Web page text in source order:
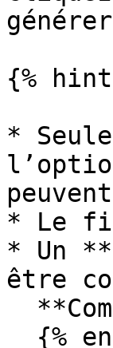
{%
*
* Le
* Un
être